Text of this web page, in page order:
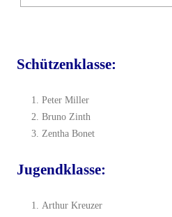
Schützenklasse:
Peter Miller
Bruno Zinth
Zentha Bonet
Jugendklasse:
Arthur Kreuzer